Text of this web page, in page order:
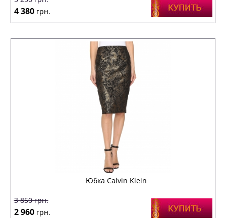
4 380 грн.
Юбка Calvin Klein
3 850грн.
2 960 грн.